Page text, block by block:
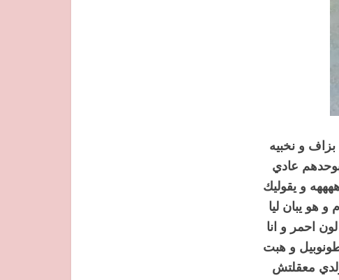
و نخبيه
عادي
و يقوليك
هو يبان ليا
احمر و انا
و هبت
معقلتش